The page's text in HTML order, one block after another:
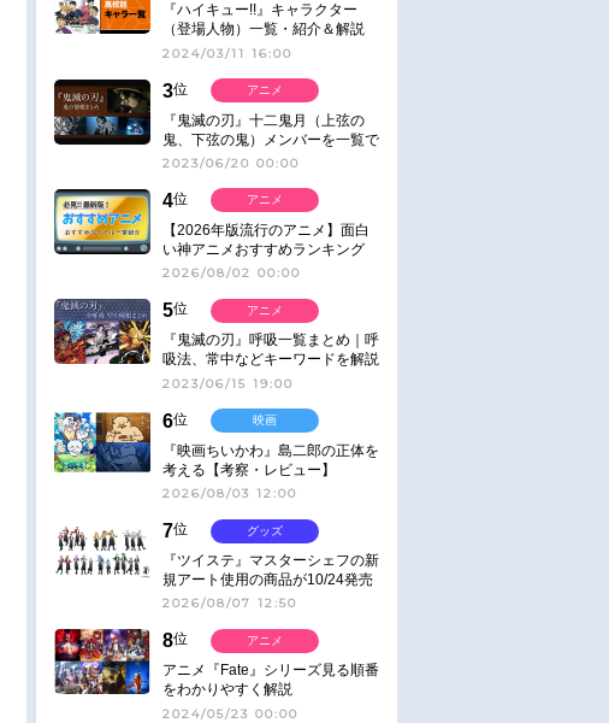
『ハイキュー!!』キャラクター
（登場人物）一覧・紹介＆解説
2024/03/11 16:00
3位
『鬼滅の刃』十二鬼月（上弦の
鬼、下弦の鬼）メンバーを一覧で
紹介＆解説（登場鬼の情報まと
2023/06/20 00:00
アニメ
4位
【2026年版流行のアニメ】面白
い神アニメおすすめランキング
【名作・話題作】｜ジャンル別人
2026/08/02 00:00
アニメ
5位
『鬼滅の刃』呼吸一覧まとめ｜呼
吸法、常中などキーワードを解説
2023/06/15 19:00
アニメ
6位
『映画ちいかわ』島二郎の正体を
考える【考察・レビュー】
2026/08/03 12:00
映画
7位
『ツイステ』マスターシェフの新
規アート使用の商品が10/24発売
2026/08/07 12:50
グッズ
8位
アニメ『Fate』シリーズ見る順番
をわかりやすく解説
2024/05/23 00:00
アニメ